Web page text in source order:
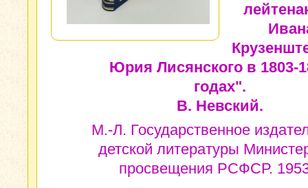
Юрия Лисянского в 1803-
годах".
В. Невский.
М.-Л. Государственное
детской литературы
просвещения РСФСР. 1953